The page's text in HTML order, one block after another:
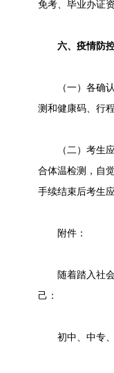
免考、毕业办证
六、疫情防
（一）各确认
测和健康码、行
（二）考生应
合体温检测，自
手续结束后考生
附件：
随着踏入社会
己：
初中、中专、